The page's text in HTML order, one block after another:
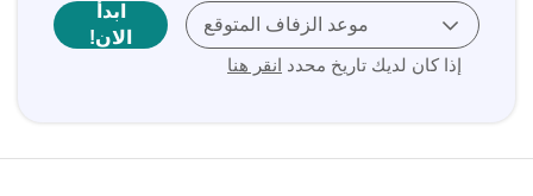
موعد الزفاف المتوقع
إذا كان لديك تاريخ محدد انقر هنا
ابدأ
الان!